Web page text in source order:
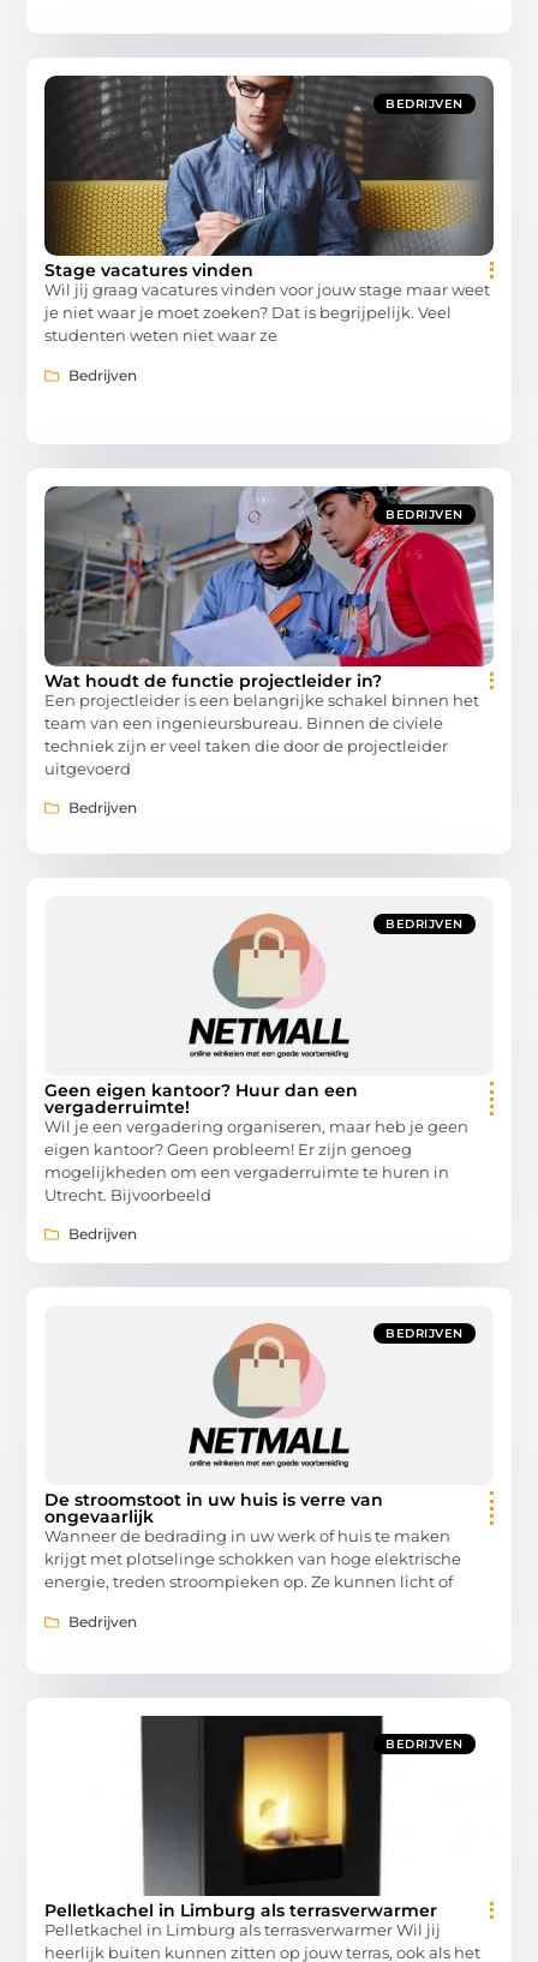
BEDRIJVEN
Stage vacatures vinden
Wil jij graag vacatures vinden voor jouw stage maar weet
je niet waar je moet zoeken? Dat is begrijpelijk. Veel
studenten weten niet waar ze
Bedrijven
BEDRIJVEN
Wat houdt de functie projectleider in?
Een projectleider is een belangrijke schakel binnen het
team van een ingenieursbureau. Binnen de civiele
techniek zijn er veel taken die door de projectleider
uitgevoerd
Bedrijven
BEDRIJVEN
Geen eigen kantoor? Huur dan een
vergaderruimte!
Wil je een vergadering organiseren, maar heb je geen
eigen kantoor? Geen probleem! Er zijn genoeg
mogelijkheden om een vergaderruimte te huren in
Utrecht. Bijvoorbeeld
Bedrijven
BEDRIJVEN
De stroomstoot in uw huis is verre van
ongevaarlijk
Wanneer de bedrading in uw werk of huis te maken
krijgt met plotselinge schokken van hoge elektrische
energie, treden stroompieken op. Ze kunnen licht of
Bedrijven
BEDRIJVEN
Pelletkachel in Limburg als terrasverwarmer
Pelletkachel in Limburg als terrasverwarmer Wil jij
heerlijk buiten kunnen zitten op jouw terras, ook als het